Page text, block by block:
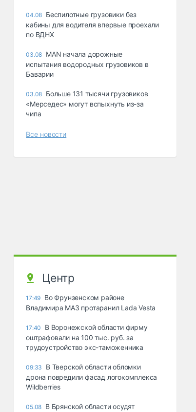
04.08 Беспилотные грузовики без
кабины для водителя впервые проехали
по ВДНХ
03.08 MAN начала дорожные
испытания водородных грузовиков в
Баварии
03.08 Больше 131 тысячи грузовиков
«Мерседес» могут вспыхнуть из-за
чипа
Все новости
Центр
17:49 Во Фрунзенском районе
Владимира МАЗ протаранил Lada Vesta
17:40
В Воронежской области фирму
оштрафовали на 100 тыс. руб. за
трудоустройство экс-таможенника
09:33
В Тверской области обломки
дрона повредили фасад логокомплекса
Wildberries
05.08 В Брянской области осудят